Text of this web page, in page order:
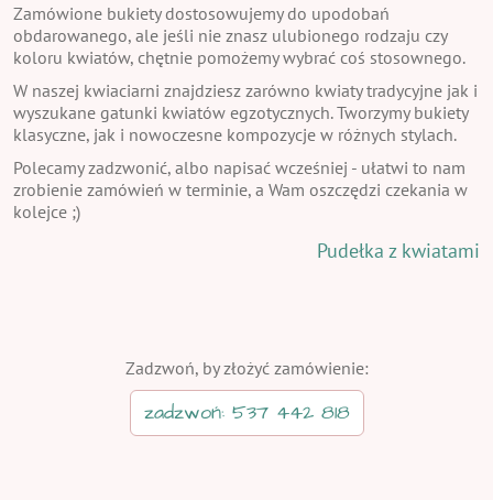
Zamówione bukiety dostosowujemy do upodobań
obdarowanego, ale jeśli nie znasz ulubionego rodzaju czy
koloru kwiatów, chętnie pomożemy wybrać coś stosownego.
W naszej kwiaciarni znajdziesz zarówno kwiaty tradycyjne jak i
wyszukane gatunki kwiatów egzotycznych. Tworzymy bukiety
klasyczne, jak i nowoczesne kompozycje w różnych stylach.
Polecamy zadzwonić, albo napisać wcześniej - ułatwi to nam
zrobienie zamówień w terminie, a Wam oszczędzi czekania w
kolejce ;)
Pudełka z kwiatami
Zadzwoń, by złożyć zamówienie:
zadzwoń: 537 442 818